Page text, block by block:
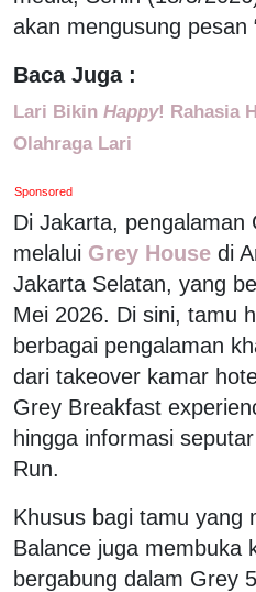
akan mengusung pesan
Baca Juga :
Lari Bikin Happy! Rahasia
Olahraga Lari
Sponsored
Di Jakarta, pengalaman
melalui Grey House di
Jakarta Selatan, yang
Mei 2026. Di sini, tamu
berbagai pengalaman
dari takeover kamar
Grey Breakfast
hingga informasi
Run.
Khusus bagi tamu yang
Balance juga membuka
bergabung dalam Grey